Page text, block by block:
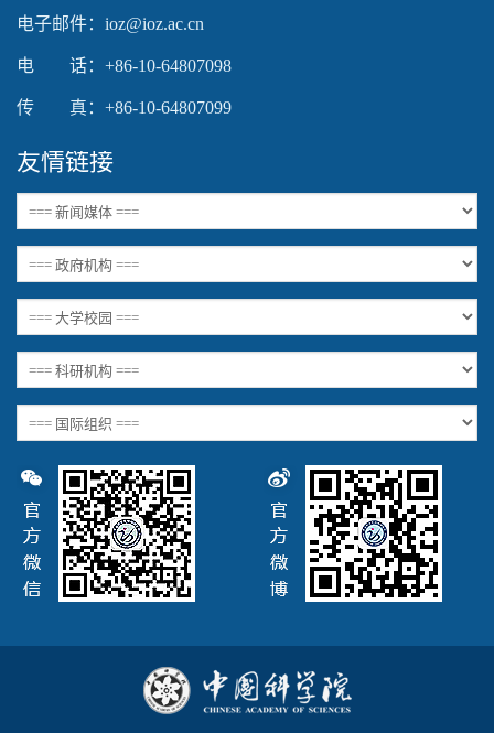
电子邮件：ioz@ioz.ac.cn
电 话：+86-10-64807098
传 真：+86-10-64807099
友情链接